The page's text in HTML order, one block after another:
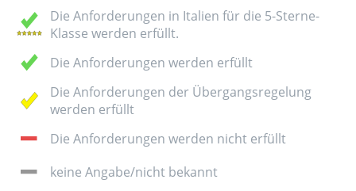
Die Anforderungen in Italien für die 5-Sterne-
Klasse werden erfüllt.
Die Anforderungen werden erfüllt
Die Anforderungen der Übergangsregelung
werden erfüllt
Die Anforderungen werden nicht erfüllt
keine Angabe/nicht bekannt